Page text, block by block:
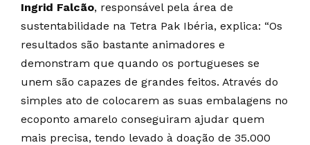
Ingrid Falcão, responsável pela área de
sustentabilidade na Tetra Pak Ibéria, explica: “Os
resultados são bastante animadores e
demonstram que quando os portugueses se
unem são capazes de grandes feitos. Através do
simples ato de colocarem as suas embalagens no
ecoponto amarelo conseguiram ajudar quem
mais precisa, tendo levado à doação de 35.000